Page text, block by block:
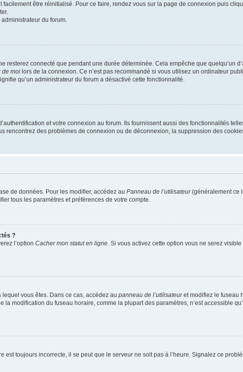
être réinitialisé. Pour ce faire, rendez vous sur la page de connexion puis
du forum.
resterez connecté que pendant une durée déterminée. Cela empêche que quelqu’un
de moi lors de la connexion. Ce n’est pas recommandé si vous utilisez un ordinateur
qu’un administrateur du forum a désactivé cette fonctionnalité.
et votre connexion au forum. Ils fournissent aussi des fonctionnalités
rencontrez des problèmes de connexion ou de déconnexion, la suppression des
de données. Pour les modifier, accédez au Panneau de l’utilisateur(généralement ce
tous les paramètres et préférences de votre compte.
?
l’option Cacher mon statut en ligne. Si vous activez cette option vous ne serez
vous êtes. Dans ce cas, accédez au panneau de l’utilisateuret modifiez le fuseau
modification du fuseau horaire, comme la plupart des paramètres, n’est accessible
est toujours incorrecte, il se peut que le serveur ne soit pas à l’heure. Signalez ce